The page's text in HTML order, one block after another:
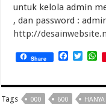
untuk kelola admin
, dan password :
http://
Share
Tags 000 600 HANYA